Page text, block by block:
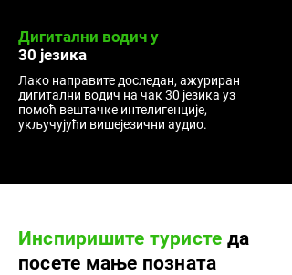
Дигитални водич у
30 језика
Лако направите доследан, ажуриран
дигитални водич на чак 30 језика уз
помоћ вештачке интелигенције,
укључујући вишејезични аудио.
Инспиришите туристе да
посете мање позната